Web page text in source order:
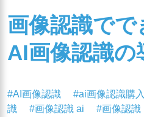
画像認識でで
AI画像認識の
#AI画像認識 #ai画像認識購
識
#画像認識 ai #画像認識